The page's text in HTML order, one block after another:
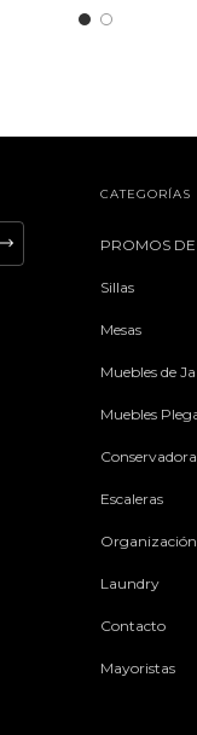
CATEGORÍAS
PROMOS
Sillas
Mesas
Muebles de
Muebles
Escaleras
Organización
Laundry
Contacto
Mayoristas